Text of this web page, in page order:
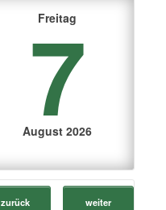
Freitag
7
August 2026
zurück weiter